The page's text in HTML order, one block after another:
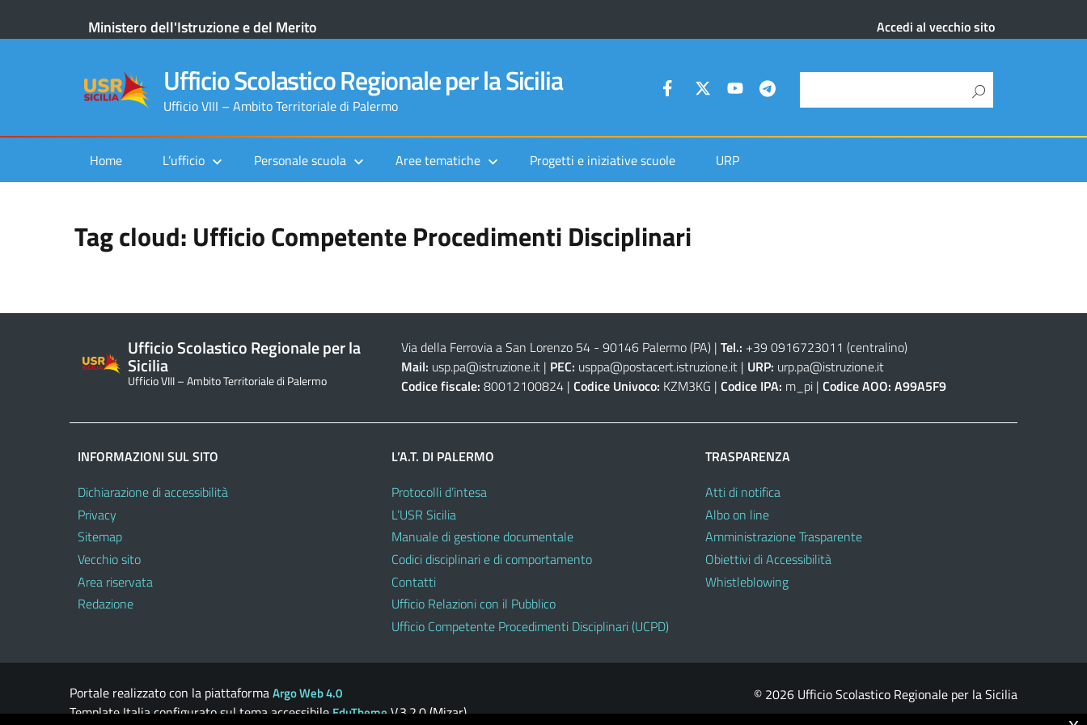
Ministero dell'Istruzione e del Merito Accedi al vecchio sito
Ufficio Scolastico Regionale per la Sicilia
Ufficio VIII – Ambito Territoriale di Palermo
Home L’ufficio Personale scuola Aree tematiche Progetti e iniziative scuole URP
Tag cloud: Ufficio Competente Procedimenti Disciplinari
Ufficio Scolastico Regionale per la
Sicilia
Ufficio VIII – Ambito Territoriale di Palermo
Via della Ferrovia a San Lorenzo 54 - 90146 Palermo (PA)| Tel.: +39 0916723011 (centralino)
Mail: usp.pa@istruzione.it| PEC: usppa@postacert.istruzione.it| URP: urp.pa@istruzione.it
Codice fiscale: 80012100824 | Codice Univoco: KZM3KG | Codice IPA: m_pi | Codice AOO: A99A5F9
INFORMAZIONI SUL SITO
Dichiarazione di accessibilità
Privacy
Sitemap
Vecchio sito
Area riservata
Redazione
L’A.T. DI PALERMO
Protocolli d’intesa
L’USR Sicilia
Manuale di gestione documentale
Codici disciplinari e di comportamento
Contatti
Ufficio Relazioni con il Pubblico
Ufficio Competente Procedimenti Disciplinari (UCPD)
TRASPARENZA
Atti di notifica
Albo on line
Amministrazione Trasparente
Obiettivi di Accessibilità
Whistleblowing
Portale realizzato con la piattaformaArgo Web 4.0
Template Italia configurato sul tema accessibileEduThemeV.3.2.0 (Mizar)
© 2026 Ufficio Scolastico Regionale per la Sicilia